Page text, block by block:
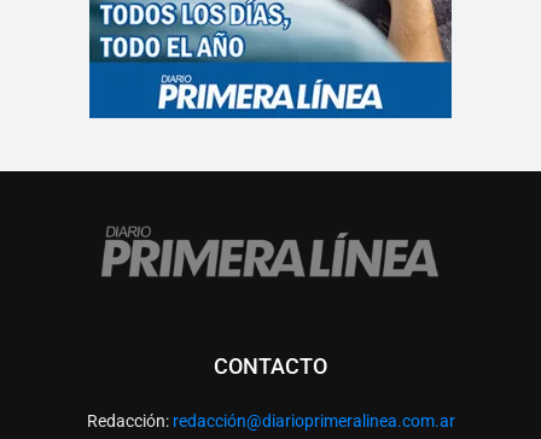
CONTACTO
Redacción: redacción@diarioprimeralinea.com.ar